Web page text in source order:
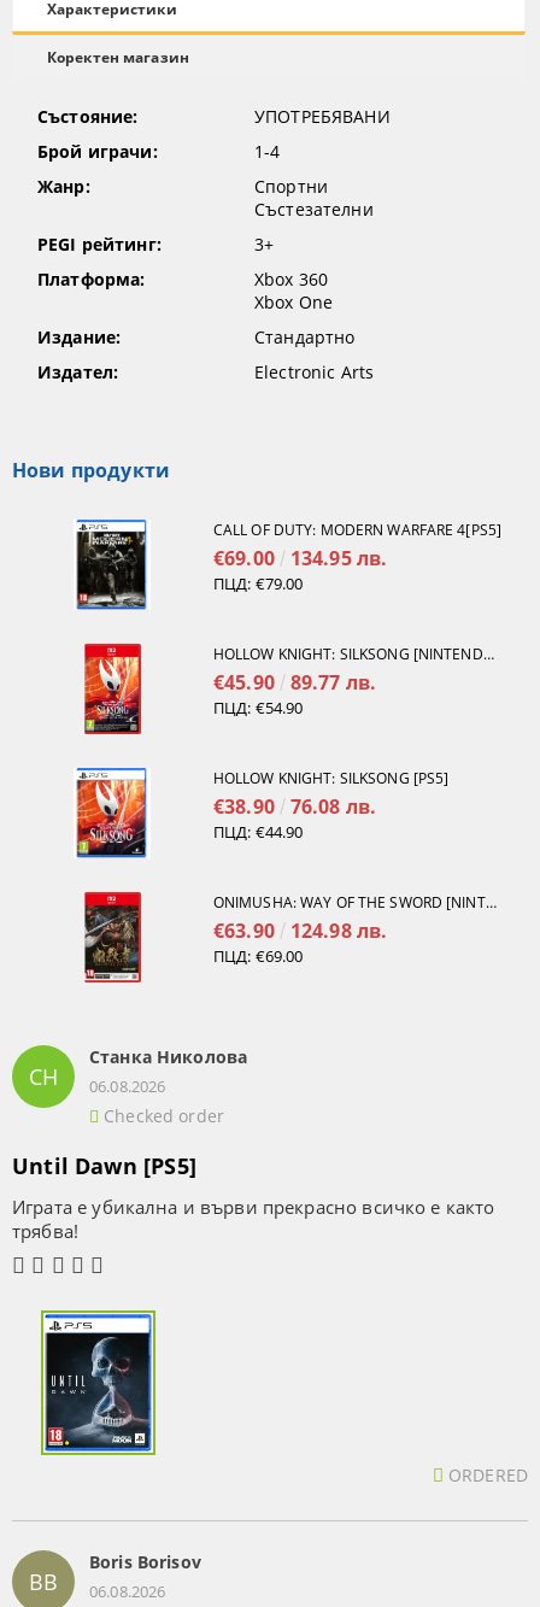
Характеристики
Коректен магазин
Състояние:
УПОТРЕБЯВАНИ
Брой играчи:
1-4
Жанр:
Спортни
Състезателни
PEGI рейтинг:
3+
Платформа:
Xbox 360
Xbox One
Издание:
Стандартно
Издател:
Electronic Arts
Нови продукти
CALL OF DUTY: MODERN WARFARE 4[PS5]
€69.00 134.95 лв.
ПЦД: €79.00
HOLLOW KNIGHT: SILKSONG [NINTENDO SWITCH 2]
€45.90 89.77 лв.
ПЦД: €54.90
HOLLOW KNIGHT: SILKSONG [PS5]
€38.90 76.08 лв.
ПЦД: €44.90
ONIMUSHA: WAY OF THE SWORD [NINTENDO SWITCH 2]
€63.90 124.98 лв.
ПЦД: €69.00
СН
Станка Николова
06.08.2026
Checked order
Until Dawn [PS5]
Играта е убикална и върви прекрасно всичко е както
трябва!
ORDERED
BB
Boris Borisov
06.08.2026